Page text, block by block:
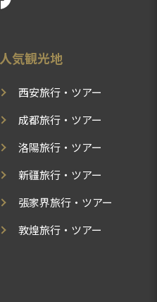
人気観光地
西安旅行・ツアー
成都旅行・ツアー
洛陽旅行・ツアー
新疆旅行・ツアー
張家界旅行・ツアー
敦煌旅行・ツアー